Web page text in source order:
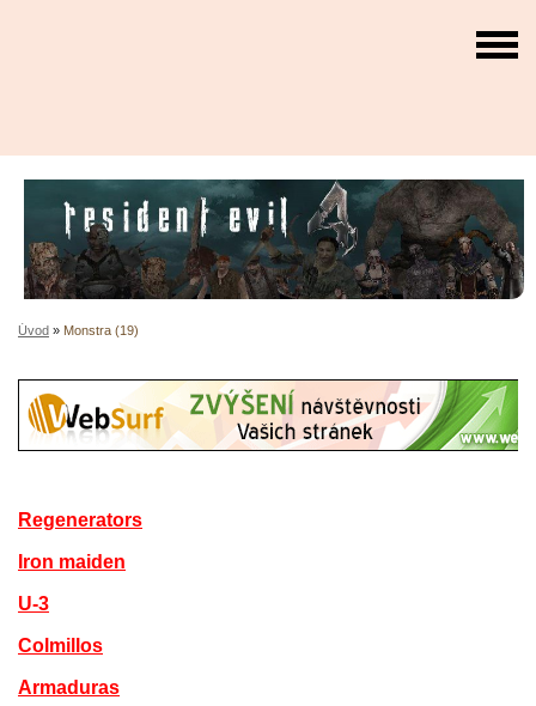
Úvod » Monstra (19)
Regenerators
Iron maiden
U-3
Colmillos
Armaduras